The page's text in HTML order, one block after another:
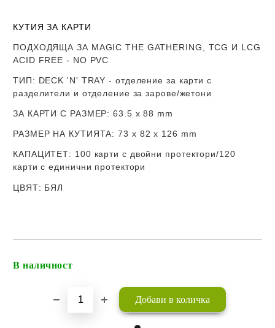
КУТИЯ ЗА КАРТИ
ПОДХОДЯЩА ЗА MAGIC THE GATHERING, TCG И LCG
ACID FREE - NO PVC
ТИП: DECK 'N' TRAY - отделение за карти с
разделители и отделение за зарове/жетони
ЗА КАРТИ С РАЗМЕР:63.5 x 88 mm
РАЗМЕР НА КУТИЯТА: 73 х 82 x 126 mm
КАПАЦИТЕТ: 100 карти с двойни протектори/120
карти с единични протектори
ЦВЯТ: БЯЛ
В наличност